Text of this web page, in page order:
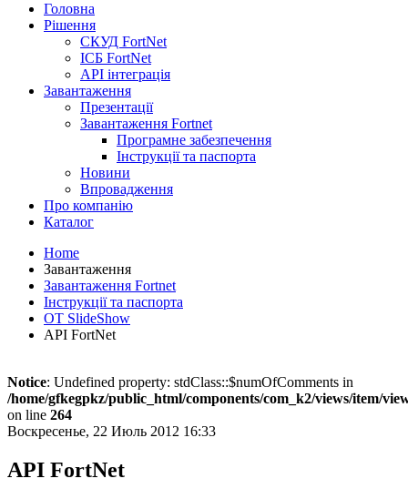
Головна
Рішення
СКУД FortNet
ІСБ FortNet
API інтеграція
Завантаження
Презентації
Завантаження Fortnet
Програмне забезпечення
Інструкції та паспорта
Новини
Впровадження
Про компанію
Каталог
Home
Завантаження
Завантаження Fortnet
Інструкції та паспорта
OT SlideShow
API FortNet
Notice: Undefined property: stdClass::$numOfComments in
/home/gfkegpkz/public_html/components/com_k2/views/item/
on line 264
Воскресенье, 22 Июль 2012 16:33
API FortNet